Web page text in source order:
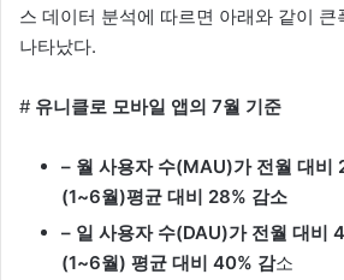
스 데이터 분석에 따르면 아래와 같이 큰
나타났다.
# 유니클로 모바일 앱의 7월 기준
– 월 사용자 수(MAU)가 전월 대비
(1~6월)평균 대비 28% 감소
– 일 사용자 수(DAU)가 전월 대비
(1~6월) 평균 대비 40% 감소